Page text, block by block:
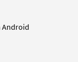
Android